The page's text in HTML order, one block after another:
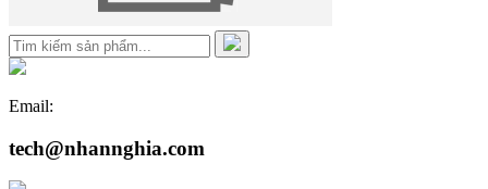
Email:
tech@nhannghia.com